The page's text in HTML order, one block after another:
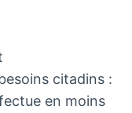
citadins :
en moins